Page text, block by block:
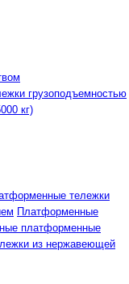
грузоподъемностью
кг)
тележки
Платформенные
платформенные
из нержавеющей